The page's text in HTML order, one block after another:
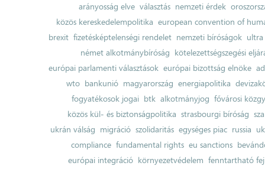
arányosság elve választás nemzeti érdek
közös kereskedelempolitika european convention of
brexit fizetésképtelenségi rendelet nemzeti bíróságok ultra
német alkotmánybíróság kötelezettségszegési
európai parlamenti választások európai bizottság elnöke
wto bankunió magyarország energiapolitika
fogyatékosok jogai btk alkotmányjog fővárosi
közös kül- és biztonságpolitika strasbourgi bíróság
ukrán válság migráció szolidaritás egységes piac russia
compliance fundamental rights eu sanctions
európai integráció környezetvédelem fenntartható